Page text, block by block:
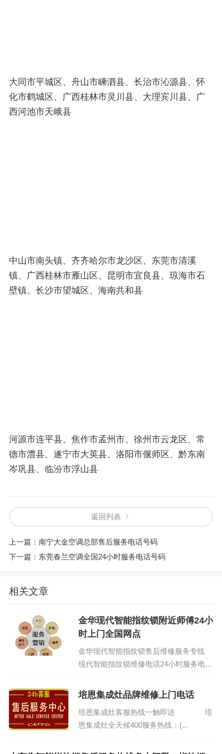
大同市平城区、舟山市嵊泗县、长治市沁源县、怀
化市鹤城区、广西桂林市灵川县、大理宾川县、广
西河池市天峨县
中山市南头镇、齐齐哈尔市龙沙区、东莞市清溪
镇、广西桂林市雁山区、昆明市宜良县、琼海市石
壁镇、长沙市望城区、海南共和县
河源市连平县、焦作市孟州市、徐州市云龙区、常
德市澧县、遂宁市大英县、洛阳市偃师区、黔东南
岑巩县、临汾市浮山县
返回列表
上一篇： 南宁大金空调总部售后服务电话号码
下一篇： 东莞春兰空调全国24小时服务电话号码
相关文章
金华现代智能指纹锁附近师傅24小
时上门全国网点
金华现代智能指纹锁售后维修服务专线
现代智能指纹锁维修电话24小时服务电话
纹锁服...
培恩集成灶品牌维修上门电话
培恩集成灶客服热线一触即达 培
恩集成灶全天候400服务热线：(...